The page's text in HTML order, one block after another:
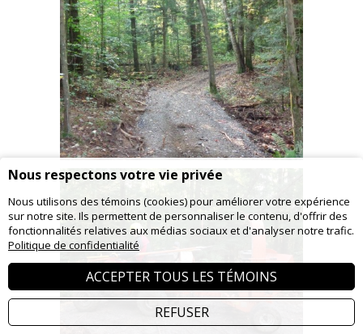
Nous respectons votre vie privée
Nous utilisons des témoins (cookies) pour améliorer votre expérience
sur notre site. Ils permettent de personnaliser le contenu, d'offrir des
fonctionnalités relatives aux médias sociaux et d'analyser notre trafic.
Politique de confidentialité
ACCEPTER TOUS LES TÉMOINS
REFUSER